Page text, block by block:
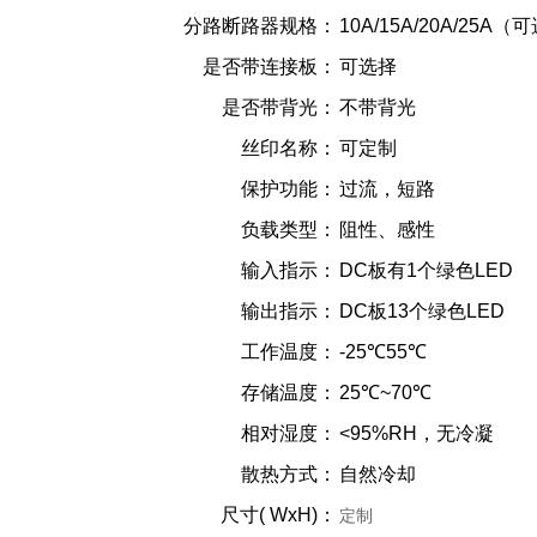
分路断路器规格： 10A/15A/20A/25A（可
是否带连接板： 可选择
是否带背光： 不带背光
丝印名称： 可定制
保护功能： 过流，短路
负载类型：
阻性、感性
输入指示：
DC板有1个绿色LED
输出指示：
DC板13个绿色LED
工作温度： -25℃55℃
存储温度： 25℃~70℃
相对湿度： <95%RH，无冷凝
散热方式：
自然冷却
尺寸( WxH)： 定制